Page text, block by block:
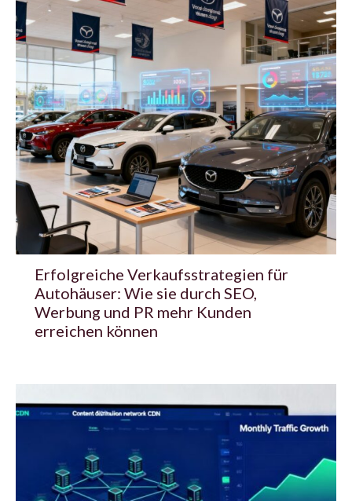
Erfolgreiche Verkaufsstrategien für
Autohäuser: Wie sie durch SEO,
Werbung und PR mehr Kunden
erreichen können